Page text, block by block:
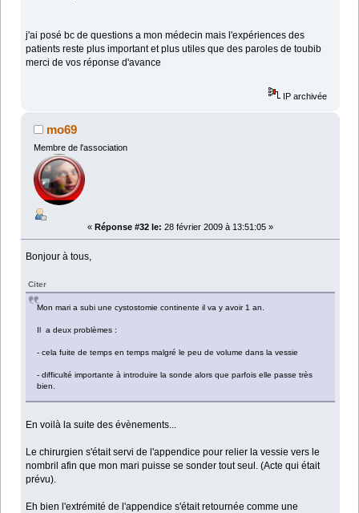
j'ai posé bc de questions a mon médecin mais l'expériences des
patients reste plus important et plus utiles que des paroles de toubib
merci de vos réponse d'avance
IP archivée
mo69
Membre de l'association
« Réponse #32 le: 28 février 2009 à 13:51:05 »
Bonjour à tous,
Citer
Mon mari a subi une cystostomie continente il va y avoir 1 an.
Il a deux problèmes :
- cela fuite de temps en temps malgré le peu de volume dans la vessie
- difficulté importante à introduire la sonde alors que parfois elle passe très
bien.
En voilà la suite des évènements...
Le chirurgien s'était servi de l'appendice pour relier la vessie vers le
nombril afin que mon mari puisse se sonder tout seul. (Acte qui était
prévu).
Eh bien l'extrémité de l'appendice s'était retournée comme une